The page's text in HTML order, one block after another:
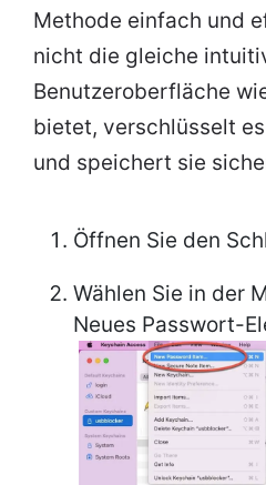
Methode einfach und
nicht die gleiche
Benutzeroberfläche
bietet, verschlüsselt
und speichert sie
Öffnen Sie den
Wählen Sie in der
Neues Passwort-